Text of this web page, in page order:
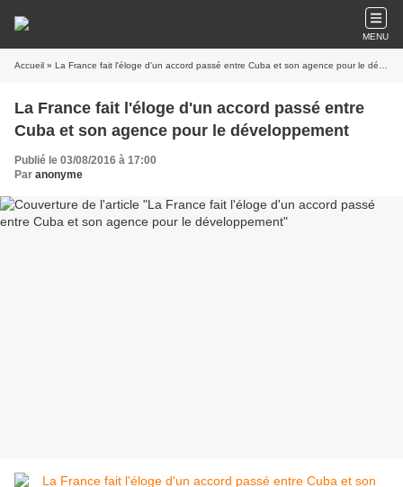
MENU
Accueil » La France fait l'éloge d'un accord passé entre Cuba et son agence pour le développement
La France fait l'éloge d'un accord passé entre
Cuba et son agence pour le développement
Publié le 03/08/2016 à 17:00
Par anonyme